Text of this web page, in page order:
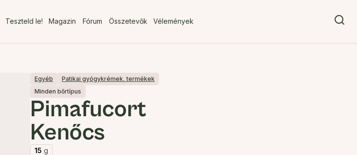
Teszteld le! Magazin Fórum Összetevők Vélemények
Egyéb
Patikai gyógykrémek, termékek
Minden bőrtípus
Pimafucort
Kenőcs
15 g